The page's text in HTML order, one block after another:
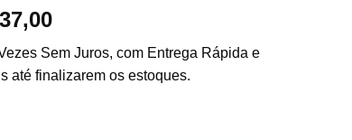
Sem Juros, com Entrega Rápida e
até finalizarem os estoques.
Ouro Semi Joias quantidade